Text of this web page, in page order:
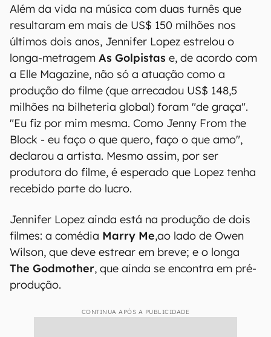
Além da vida na música com duas turnês que
resultaram em mais de US$ 150 milhões nos
últimos dois anos, Jennifer Lopez estrelou o
longa-metragem As Golpistas e, de acordo com
a Elle Magazine, não só a atuação como a
produção do filme (que arrecadou US$ 148,5
milhões na bilheteria global) foram "de graça".
"Eu fiz por mim mesma. Como Jenny From the
Block - eu faço o que quero, faço o que amo",
declarou a artista. Mesmo assim, por ser
produtora do filme, é esperado que Lopez tenha
recebido parte do lucro.
Jennifer Lopez ainda está na produção de dois
filmes: a comédia Marry Me,ao lado de Owen
Wilson, que deve estrear em breve; e o longa
The Godmother, que ainda se encontra em pré-
produção.
CONTINUA APÓS A PUBLICIDADE